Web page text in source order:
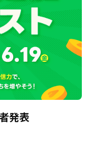
ル 収益化申請の受
トナー所属から個人
日をもって受付終了
情報不備等により審
終了期日までに不備等
かねます。 あらかじ
新規投稿停
studioからの新規投
了日まで、現状通り
発表